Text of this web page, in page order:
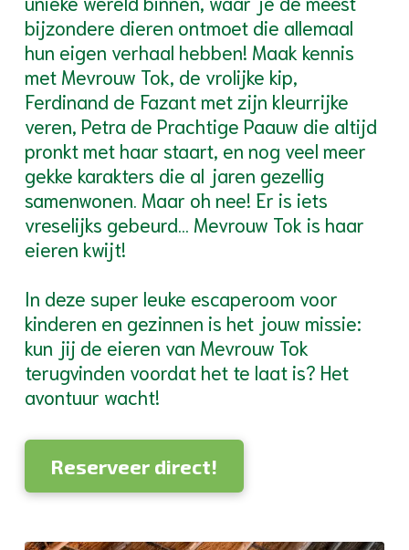
bijzondere dieren ontmoet die allemaal
hun eigen verhaal hebben! Maak kennis
met Mevrouw Tok, de vrolijke kip,
Ferdinand de Fazant met zijn kleurrijke
veren, Petra de Prachtige Paauw die altijd
pronkt met haar staart, en nog veel meer
gekke karakters die al jaren gezellig
samenwonen. Maar oh nee! Er is iets
vreselijks gebeurd… Mevrouw Tok is haar
eieren kwijt!
In deze super leuke escaperoom voor
kinderen en gezinnen is het jouw missie:
kun jij de eieren van Mevrouw Tok
terugvinden voordat het te laat is? Het
avontuur wacht!
Reserveer direct!